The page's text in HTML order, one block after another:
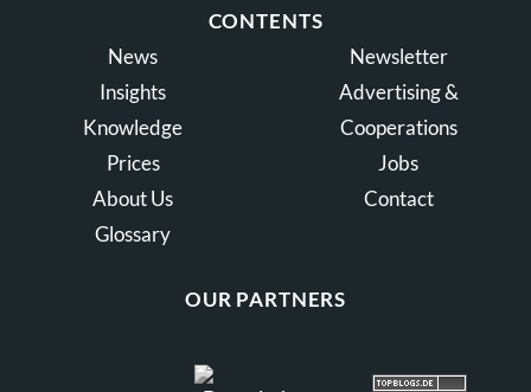
CONTENTS
News
Insights
Knowledge
Prices
About Us
Glossary
Newsletter
Advertising &
Cooperations
Jobs
Contact
OUR PARTNERS